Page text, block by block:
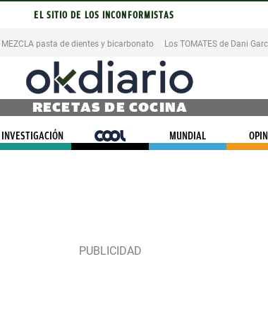
EL SITIO DE LOS INCONFORMISTAS
MEZCLA pasta de dientes y bicarbonato Los TOMATES de Dani
RECETAS DE COCINA
INVESTIGACIÓN COOL MUNDIAL